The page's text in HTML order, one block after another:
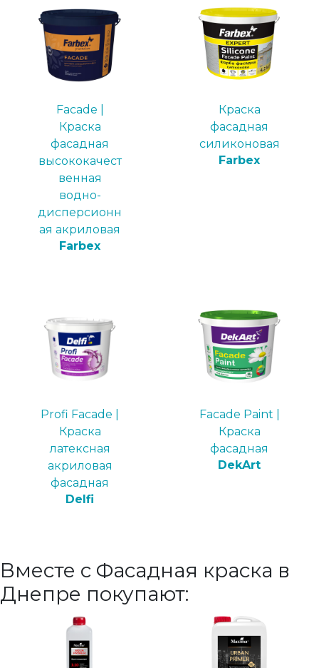
Facade |
Краска
фасадная
высококачест
венная
водно-
дисперсионн
ая акриловая
Farbex
Краска
фасадная
силиконовая
Farbex
Profi Facade |
Краска
латексная
акриловая
фасадная
Delfi
Faсade Paint |
Краска
фасадная
DekArt
Вместе с Фасадная краска в
Днепре покупают: